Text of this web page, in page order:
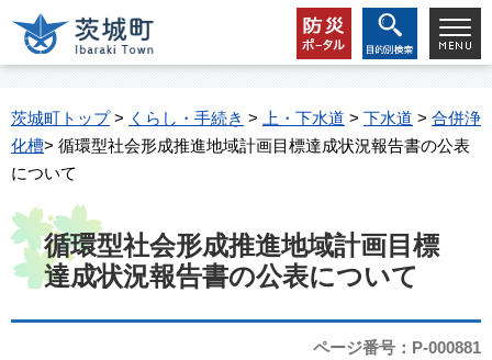
茨城町トップ> くらし・手続き > 上・下水道 > 下水道 > 合併浄
化槽> 循環型社会形成推進地域計画目標達成状況報告書の公表
について
循環型社会形成推進地域計画目標
達成状況報告書の公表について
ページ番号：P-000881